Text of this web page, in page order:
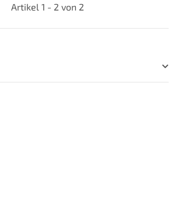
Artikel 1 - 2 von 2